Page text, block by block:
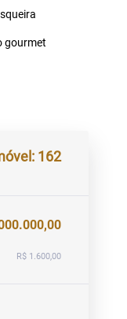
gourmet
162
R$ 1.600,00